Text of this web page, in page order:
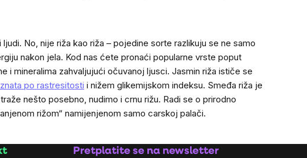
No, nije riža kao riža – pojedine sorte razlikuju se ne samo
nakon jela. Kod nas ćete pronaći popularne vrste poput
i mineralima zahvaljujući očuvanoj ljusci. Jasmin riža ističe se
po rastresitosti i nižem glikemijskom indeksu. Smeđa riža je
nešto posebno, nudimo i crnu rižu. Radi se o prirodno
rižom“ namijenjenom samo carskoj palači.
Pretplatite se na newsletter